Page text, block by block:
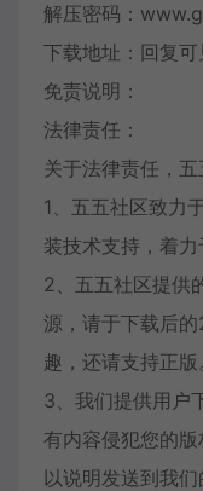
解压密码：
下载地址：回复可
免责说明：
法律责任：
关于法律责任，
1、五五社区致力
装技术支持，着力
2、五五社区提供
源，请于下载后
趣，还请支持正版
3、我们提供用户
有内容侵犯您的
以说明发送到我